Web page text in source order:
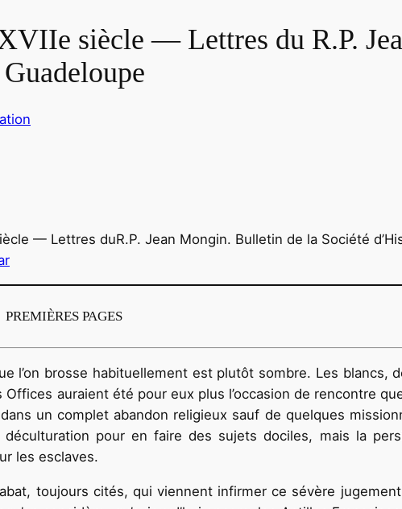
siècle — Lettres du R.P.
— Lettres duR.P. Jean Mongin. Bulletin de la Société
PREMIÈRES PAGES
l’on brosse habituellement est plutôt sombre. Les blancs,
auraient été pour eux plus l’occasion de rencontre
un complet abandon religieux sauf de quelques
pour en faire des sujets dociles, mais la
les esclaves.
toujours cités, qui viennent infirmer ce sévère